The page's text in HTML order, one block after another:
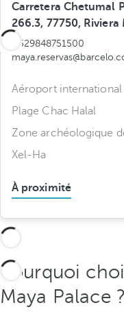
Carretera Chetumal
266.3, 77750, Riviera
+529848751500
Aéroport international
Plage Chac Halal
Zone archéologique
Xel-Ha
À proximité
Pourquoi
Maya Palace ?